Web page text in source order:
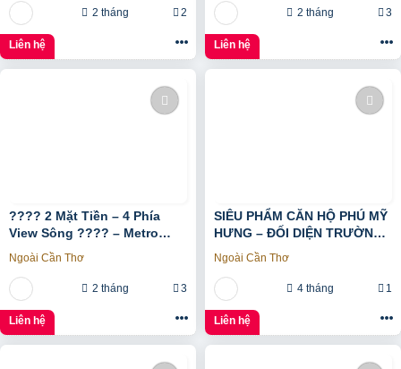
2 tháng 2
Liên hệ
Nội Thất
2 tháng 3
Liên hệ
???? 2 Mặt Tiền – 4 Phía
View Sông ???? – Metro
Ngay Trước Mặt ???? – Full
Nội Thất Smart Home
Samsung ????
Ngoài Cần Thơ
2 tháng 3
Liên hệ
SIÊU PHẨM CĂN HỘ PHÚ MỸ
HƯNG – ĐỐI DIỆN TRƯỜNG
ĐINH THIỆN LÝ – DT 95M2 –
GIÁ 9. x TỶ.
Ngoài Cần Thơ
4 tháng 1
Liên hệ